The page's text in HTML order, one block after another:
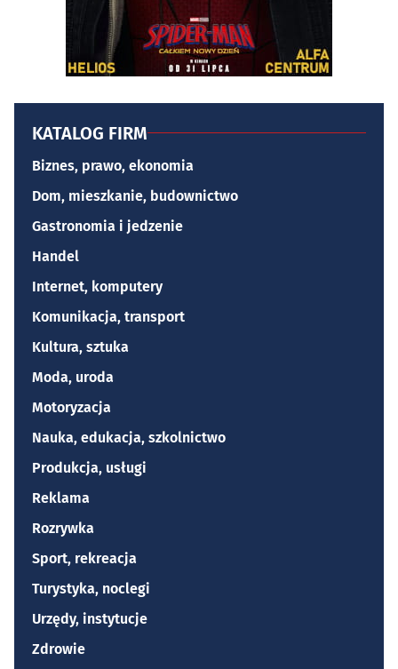
KATALOG FIRM
Biznes, prawo, ekonomia
Dom, mieszkanie, budownictwo
Gastronomia i jedzenie
Handel
Internet, komputery
Komunikacja, transport
Kultura, sztuka
Moda, uroda
Motoryzacja
Nauka, edukacja, szkolnictwo
Produkcja, usługi
Reklama
Rozrywka
Sport, rekreacja
Turystyka, noclegi
Urzędy, instytucje
Zdrowie